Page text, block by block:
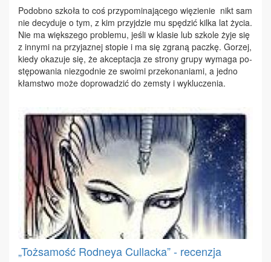
Po­dob­no szko­ła to coś przy­po­mi­na­ją­ce­go wię­zie­nie ­ nikt sam
nie de­cy­du­je o tym, z kim przyj­dzie mu spę­dzić kil­ka lat ży­cia.
Nie ma więk­sze­go pro­ble­mu, je­śli w kla­sie lub szko­le ży­je się
z in­ny­mi na przy­ja­znej sto­pie i ma się zgra­ną pacz­kę. Go­rzej,
kie­dy oka­zu­je się, że ak­cep­ta­cja ze stro­ny gru­py wy­ma­ga po­
stę­po­wa­nia nie­zgod­nie ze swo­imi prze­ko­na­nia­mi, a jed­no
kłam­stwo mo­że do­pro­wa­dzić do ze­msty i wy­klu­cze­nia.
„Tożsamość Rodneya Cullacka” - recenzja